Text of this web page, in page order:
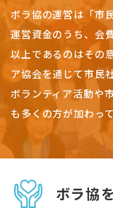
ボラ協の運営は「市
運営資金のうち、会
以上であるのはその
ア協会を通じて市民
ボランティア活動や
も多くの方が加わっ
ボラ協